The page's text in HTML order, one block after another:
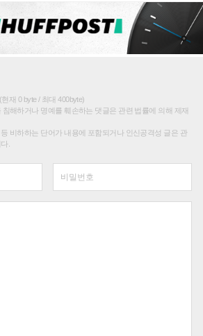
재 0 byte / 최대 400byte)
해하거나 명예를 훼손하는 댓글은 관련 법률에 의해 제재
비하하는 단어가 내용에 포함되거나 인신공격성 글은 관
.